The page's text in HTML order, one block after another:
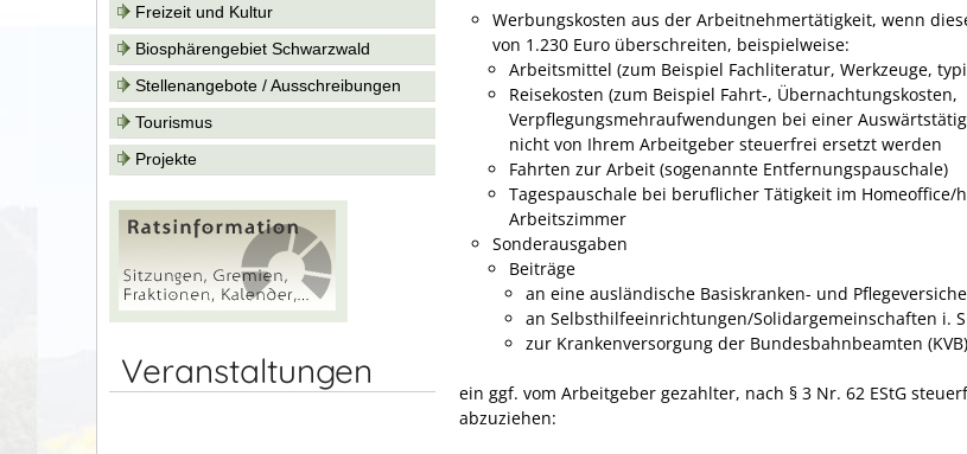
Freizeit und Kultur
Biosphärengebiet Schwarzwald
Stellenangebote / Ausschreibungen
Tourismus
Projekte
Veranstaltungen
Werbungskosten aus der Arbeitnehmertätigkeit, wenn
von 1.230 Euro überschreiten, beispielweise:
Arbeitsmittel (zum Beispiel Fachliteratur, Werkzeuge,
Reisekosten (zum Beispiel Fahrt-, Übernachtungskosten,
Verpflegungsmehraufwendungen bei einer
nicht von Ihrem Arbeitgeber steuerfrei ersetzt werden
Fahrten zur Arbeit (sogenannte Entfernungspauschale)
Tagespauschale bei beruflicher Tätigkeit im Homeoffice/
Arbeitszimmer
Sonderausgaben
Beiträge
an eine ausländische Basiskranken- und
an Selbsthilfeeinrichtungen/Solidargemeinschaften i. S.
zur Krankenversorgung der Bundesbahnbeamten (KVB)
ein ggf. vom Arbeitgeber gezahlter, nach § 3 Nr. 62 EStG
abzuziehen: